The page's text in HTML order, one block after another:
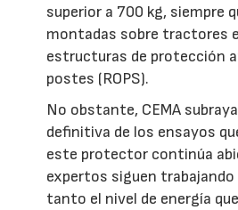
superior a 700 kg, siempre
montadas sobre tractores
estructuras de protección
postes (ROPS).
No obstante, CEMA
definitiva de los ensayos
este protector continúa
expertos siguen
tanto el nivel de energía